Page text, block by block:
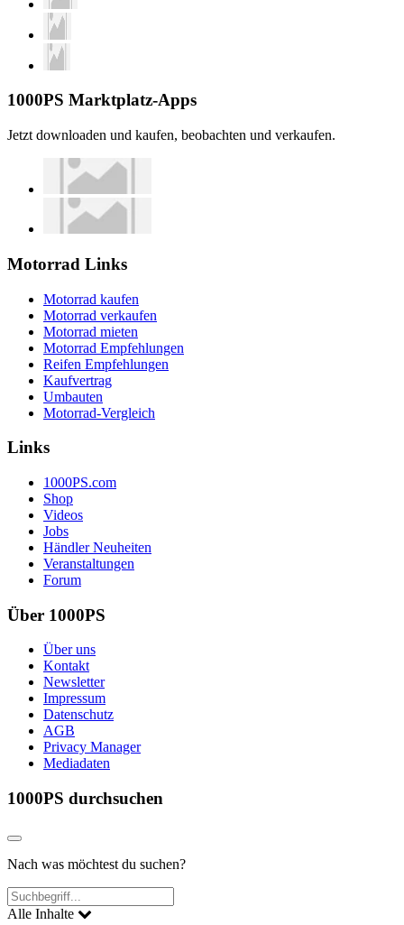
1000PS Marktplatz-Apps
Jetzt downloaden und kaufen, beobachten und verkaufen.
Motorrad Links
Motorrad kaufen
Motorrad verkaufen
Motorrad mieten
Motorrad Empfehlungen
Reifen Empfehlungen
Kaufvertrag
Umbauten
Motorrad-Vergleich
Links
1000PS.com
Shop
Videos
Jobs
Händler Neuheiten
Veranstaltungen
Forum
Über 1000PS
Über uns
Kontakt
Newsletter
Impressum
Datenschutz
AGB
Privacy Manager
Mediadaten
1000PS durchsuchen
Nach was möchtest du suchen?
Alle Inhalte